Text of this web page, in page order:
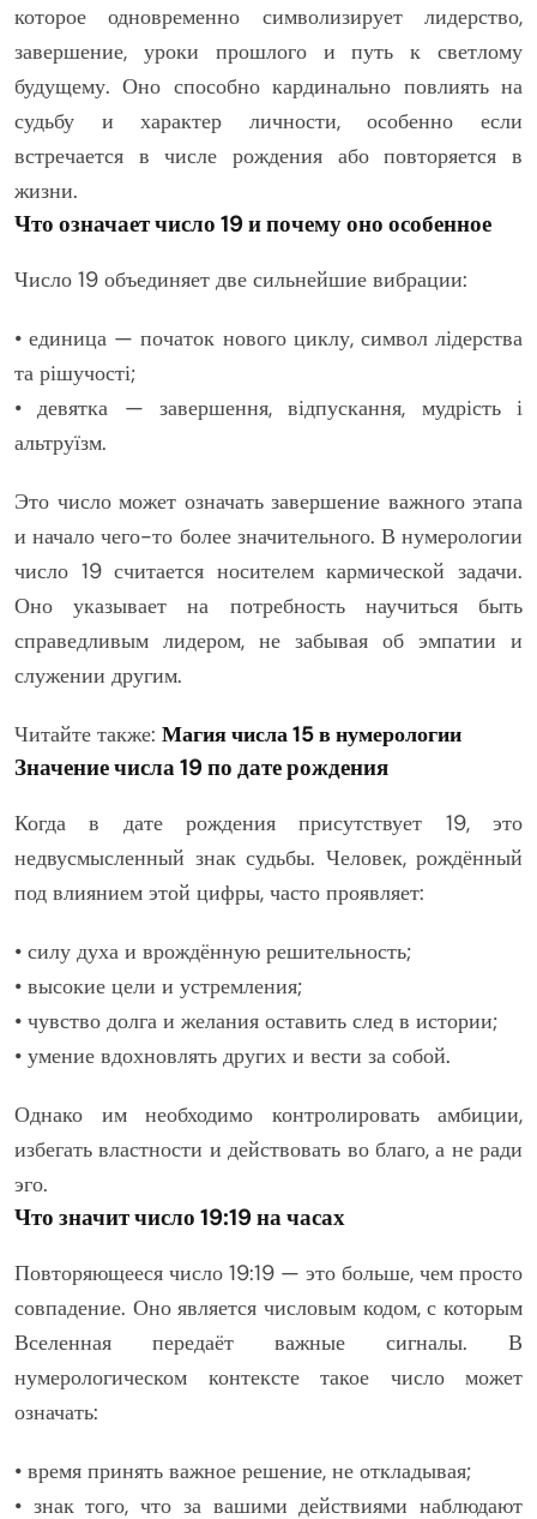
которое одновременно символизирует лидерство,
завершение, уроки прошлого и путь к светлому
будущему. Оно способно кардинально повлиять на
судьбу и характер личности, особенно если
встречается в числе рождения або повторяется в
жизни.
Что означает число 19 и почему оно особенное
Число 19 объединяет две сильнейшие вибрации:
• единица — початок нового циклу, символ лідерства
та рішучості;
• девятка — завершення, відпускання, мудрість і
альтруїзм.
Это число может означать завершение важного этапа
и начало чего-то более значительного. В нумерологии
число 19 считается носителем кармической задачи.
Оно указывает на потребность научиться быть
справедливым лидером, не забывая об эмпатии и
служении другим.
Читайте также: Магия числа 15 в нумерологии
Значение числа 19 по дате рождения
Когда в дате рождения присутствует 19, это
недвусмысленный знак судьбы. Человек, рождённый
под влиянием этой цифры, часто проявляет:
• силу духа и врождённую решительность;
• высокие цели и устремления;
• чувство долга и желания оставить след в истории;
• умение вдохновлять других и вести за собой.
Однако им необходимо контролировать амбиции,
избегать властности и действовать во благо, а не ради
эго.
Что значит число 19:19 на часах
Повторяющееся число 19:19 — это больше, чем просто
совпадение. Оно является числовым кодом, с которым
Вселенная передаёт важные сигналы. В
нумерологическом контексте такое число может
означать:
• время принять важное решение, не откладывая;
• знак того, что за вашими действиями наблюдают